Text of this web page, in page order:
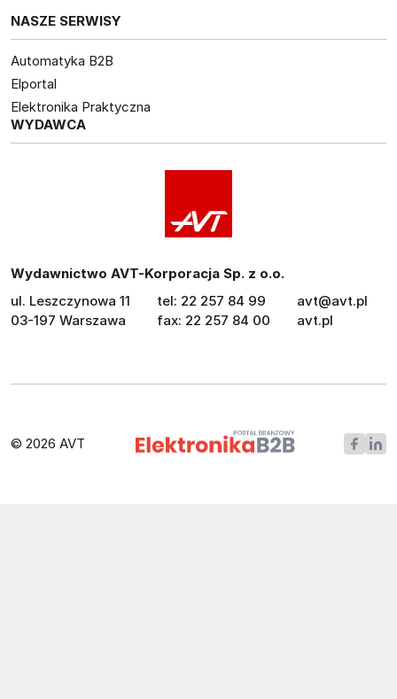
NASZE SERWISY
Automatyka B2B
Elportal
Elektronika Praktyczna
WYDAWCA
Wydawnictwo AVT-Korporacja Sp. z o.o.
ul. Leszczynowa 11
03-197 Warszawa
tel: 22 257 84 99
fax: 22 257 84 00
avt@avt.pl
avt.pl
© 2026 AVT